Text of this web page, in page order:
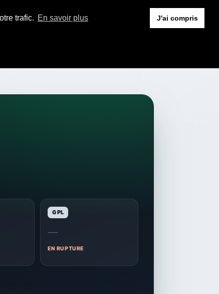
trafic. En savoir plus J'ai compris
GPL
—
EN RUPTURE